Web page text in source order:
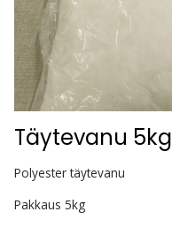
Täytevanu 5kg
Polyester täytevanu
Pakkaus 5kg